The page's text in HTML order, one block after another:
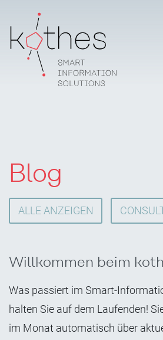
Blog
ALLE ANZEIGEN
Willkommen beim
Was passiert im Smart-
halten Sie auf dem Laufenden!
im Monat automatisch über